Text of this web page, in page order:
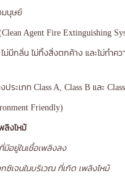
มนุษย์
Agent Fire Extinguishing
ไม่มีกลิ่น ไม่ทิ้งสิ่งตกค้าง และไม่
ระเภท Class A, Class B และ
Friendly)
ลิงไหม้
อยู่ในเชื้อเพลิงลง
เจนในบริเวณ ที่เกิด เพลิงไหม้